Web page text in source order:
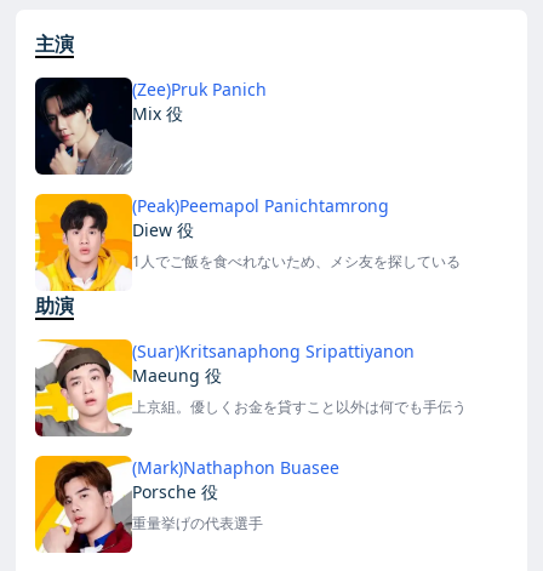
主演
(Zee)Pruk Panich
Mix 役
(Peak)Peemapol Panichtamrong
Diew 役
1人でご飯を食べれないため、メシ友を探している
助演
(Suar)Kritsanaphong Sripattiyanon
Maeung 役
上京組。優しくお金を貸すこと以外は何でも手伝う
(Mark)Nathaphon Buasee
Porsche 役
重量挙げの代表選手